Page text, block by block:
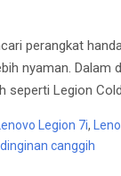
perangkat
nyaman. Dalam
Legion
Lenovo Legion 7i,
canggih